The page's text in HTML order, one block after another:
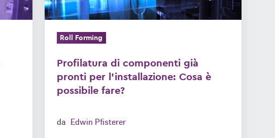
Cosa
è
possibile
fare?
Roll Forming
Profilatura di componenti già
pronti per l'installazione: Cosa è
possibile fare?
da Edwin Pfisterer